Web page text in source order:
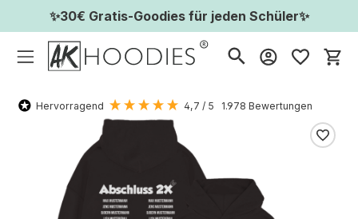
✨30€ Gratis-Goodies für jeden Schüler✨
Hervorragend 4,7 / 5 1.978 Bewertungen